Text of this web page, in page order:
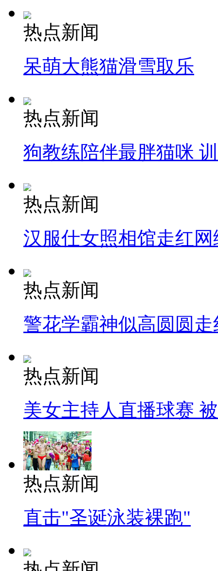
走！跟着总书记去植树
纽约上演“枕头大战”
热点新闻
呆萌大熊猫滑雪取乐
热点新闻
狗教练陪伴最胖猫咪
热点新闻
汉服仕女照相馆走红网
热点新闻
警花学霸神似高圆圆走
热点新闻
美女主持人直播球赛
热点新闻
直击"圣诞泳装裸跑"